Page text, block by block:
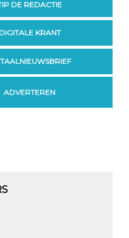
DE REDACTIE
DIGITALE KRANT
ADVERTEREN